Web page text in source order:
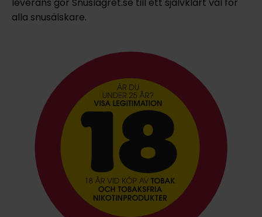
leverans gör Snuslagret.se till ett självklart val för
alla snusälskare.